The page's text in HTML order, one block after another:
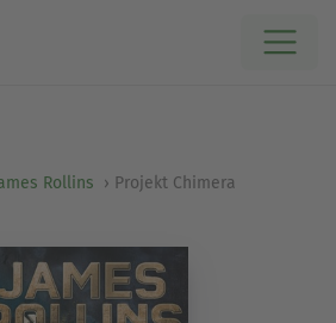
Rollins Projekt Chimera